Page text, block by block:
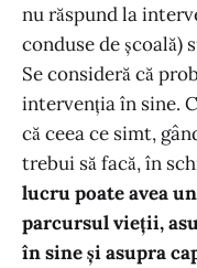
nu răspund la
conduse de școală)
Se consideră că
intervenția în sine.
că ceea ce simt,
trebui să facă, în
lucru poate avea
parcursul vieții,
în sine și asupra